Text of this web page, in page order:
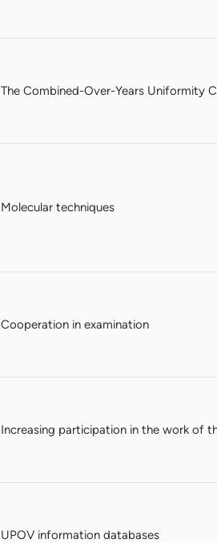
The Combined-Over-Years Uniformity
Molecular techniques
Cooperation in examination
Increasing participation in the work of
UPOV information databases